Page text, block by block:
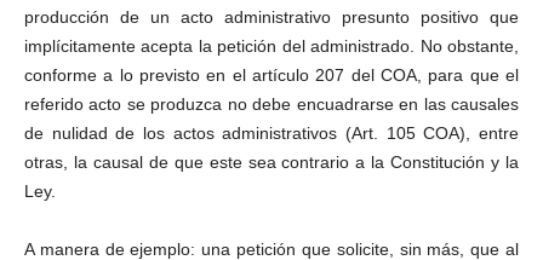
producción de un acto administrativo presunto positivo que
implícitamente acepta la petición del administrado. No obstante,
conforme a lo previsto en el artículo 207 del COA, para que el
referido acto se produzca no debe encuadrarse en las causales
de nulidad de los actos administrativos (Art. 105 COA), entre
otras, la causal de que este sea contrario a la Constitución y la
Ley.
A manera de ejemplo: una petición que solicite, sin más, que al